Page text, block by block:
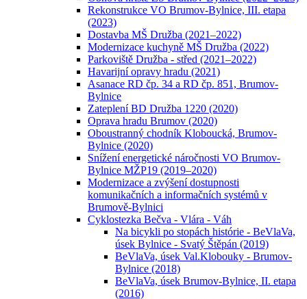
Rekonstrukce VO Brumov-Bylnice, III. etapa
(2023)
Dostavba MŠ Družba (2021–2022)
Modernizace kuchyně MŠ Družba (2022)
Parkoviště Družba - střed (2021–2022)
Havarijní opravy hradu (2021)
Asanace RD čp. 34 a RD čp. 851, Brumov-
Bylnice
Zateplení BD Družba 1220 (2020)
Oprava hradu Brumov (2020)
Oboustranný chodník Kloboucká, Brumov-
Bylnice (2020)
Snížení energetické náročnosti VO Brumov-
Bylnice MŽP19 (2019–2020)
Modernizace a zvýšení dostupnosti
komunikačních a informačních systémů v
Brumově-Bylnici
Cyklostezka Bečva - Vlára - Váh
Na bicykli po stopách histórie - BeVlaVa,
úsek Bylnice - Svatý Štěpán (2019)
BeVlaVa, úsek Val.Klobouky - Brumov-
Bylnice (2018)
BeVlaVa, úsek Brumov-Bylnice, II. etapa
(2016)